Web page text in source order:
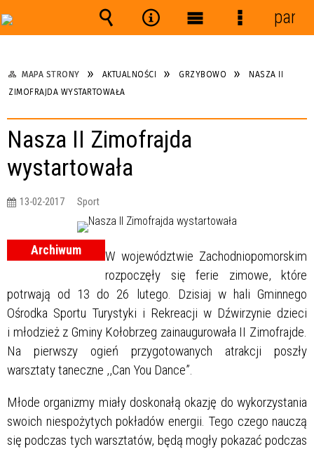
MAPA STRONY AKTUALNOŚCI GRZYBOWO
NASZA II
ZIMOFRAJDA WYSTARTOWAŁA
Nasza II Zimofrajda
wystartowała
13-02-2017 Sport
Archiwum
W województwie Zachodniopomorskim
rozpoczęły się ferie zimowe, które
potrwają od 13 do 26 lutego. Dzisiaj w hali Gminnego
Ośrodka Sportu Turystyki i Rekreacji w Dźwirzynie dzieci
i młodzież z Gminy Kołobrzeg zainaugurowała II Zimofrajde.
Na pierwszy ogień przygotowanych atrakcji poszły
warsztaty taneczne ,,Can You Dance”.
Młode organizmy miały doskonałą okazję do wykorzystania
swoich niespożytych pokładów energii. Tego czego nauczą
się podczas tych warsztatów, będą mogły pokazać podczas
Wyszukiwarka
Narzędzia
Menu Menu
panel